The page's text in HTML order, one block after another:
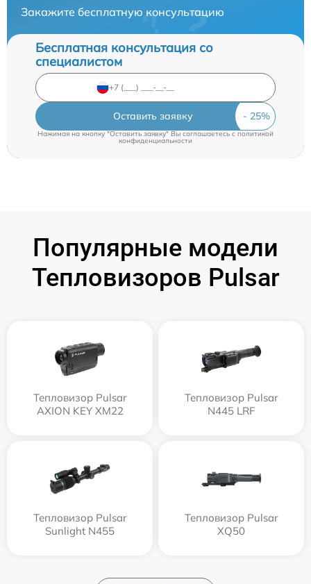
Закажите бесплатную консультацию
Бесплатная консультация со
специалистом
Оставить заявку
Нажимая на кнопку "Оставить заявку" Вы соглашаетесь cполитикой
конфиденциальности
Популярные модели
Тепловизоров Pulsar
Тепловизор Pulsar
AXION KEY XM22
Тепловизор Pulsar
N445 LRF
Тепловизор Pulsar
Sunlight N455
Тепловизор Pulsar
XQ50